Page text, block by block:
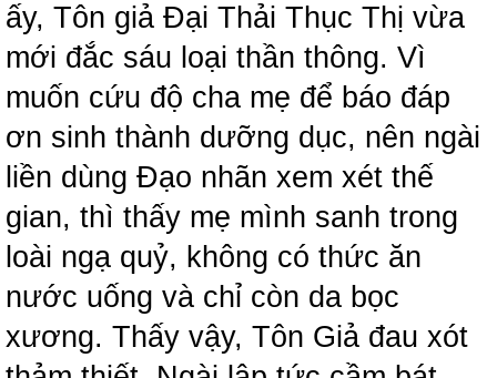
ấy, Tôn giả Đại Thải Thục Thị vừa
mới đắc sáu loại thần thông. Vì
muốn cứu độ cha mẹ để báo đáp
ơn sinh thành dưỡng dục, nên ngài
liền dùng Đạo nhãn xem xét thế
gian, thì thấy mẹ mình sanh trong
loài ngạ quỷ, không có thức ăn
nước uống và chỉ còn da bọc
xương. Thấy vậy, Tôn Giả đau xót